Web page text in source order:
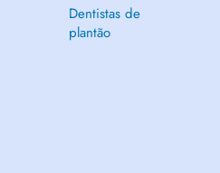
Dentistas de
plantão